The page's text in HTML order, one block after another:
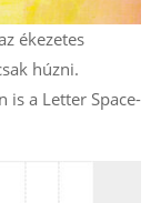
ékezetes
húzni.
a Letter Space-